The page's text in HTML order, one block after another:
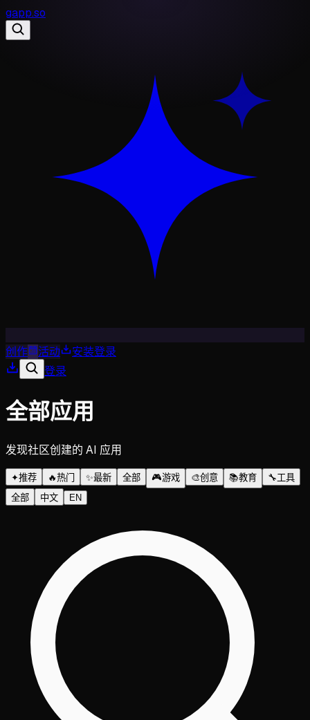
gapp.so
创作 活动 安装登录
登录
全部应用
发现社区创建的 AI 应用
✦推荐 🔥热门 ✨最新 全部 🎮游戏 🎨创意 📚教育 🔧工具
全部
中文 EN